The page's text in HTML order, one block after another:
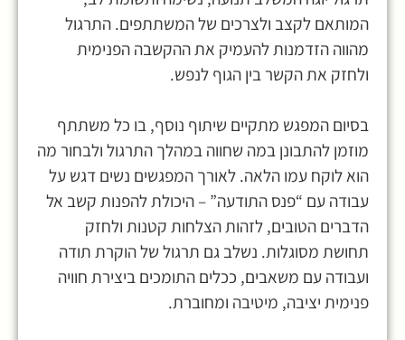
המותאם לקצב ולצרכים של המשתתפים. התרגול
מהווה הזדמנות להעמיק את ההקשבה הפנימית
ולחזק את הקשר בין הגוף לנפש.
בסיום המפגש מתקיים שיתוף נוסף, בו כל משתתף
מוזמן להתבונן במה שחווה במהלך התרגול ולבחור מה
הוא לוקח עמו הלאה. לאורך המפגשים נשים דגש על
עבודה עם “פנס התודעה” – היכולת להפנות קשב אל
הדברים הטובים, לזהות הצלחות קטנות ולחזק
תחושת מסוגלות. נשלב גם תרגול של הוקרת תודה
ועבודה עם משאבים, ככלים התומכים ביצירת חוויה
פנימית יציבה, מיטיבה ומחוברת.